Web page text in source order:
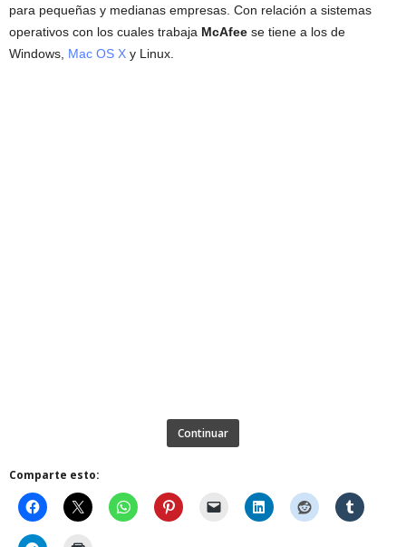
para pequeñas y medianas empresas. Con relación a sistemas
operativos con los cuales trabaja McAfee se tiene a los de
Windows, Mac OS X y Linux.
Continuar
Comparte esto: